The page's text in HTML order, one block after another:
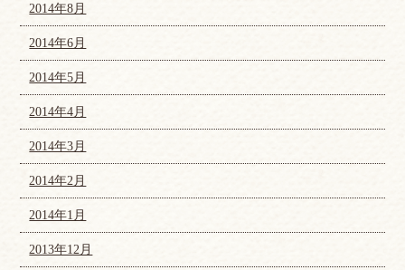
2014年8月
2014年6月
2014年5月
2014年4月
2014年3月
2014年2月
2014年1月
2013年12月